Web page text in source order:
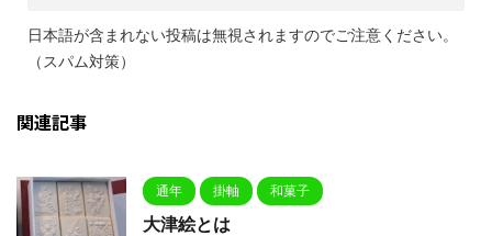
日本語が含まれない投稿は無視されますのでご注意ください。
（スパム対策）
関連記事
通年 掛軸 和菓子
大津絵とは